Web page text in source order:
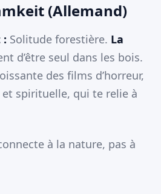
(Allemand)
: Solitude forestière. La
d’être seul dans les bois.
des films d’horreur,
spirituelle, qui te relie à
à la nature, pas à